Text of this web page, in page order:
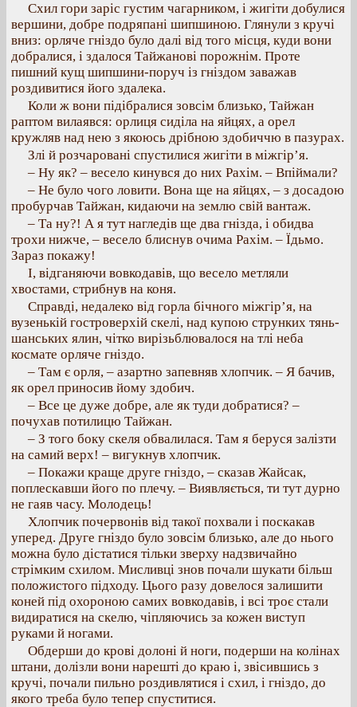
Схил гори заріс густим чагарником, і жигіти добулися
вершини, добре подряпані шипшиною. Глянули з кручі
вниз: орляче гніздо було далі від того місця, куди вони
добралися, і здалося Тайжанові порожнім. Проте
пишний кущ шипшини-поруч із гніздом заважав
роздивитися його здалека.
Коли ж вони підібралися зовсім близько, Тайжан
раптом вилаявся: орлиця сиділа на яйцях, а орел
кружляв над нею з якоюсь дрібною здобиччю в пазурах.
Злі й розчаровані спустилися жигіти в міжгір’я.
– Ну як? – весело кинувся до них Рахім. – Впіймали?
– Не було чого ловити. Вона ще на яйцях, – з досадою
пробурчав Тайжан, кидаючи на землю свій вантаж.
– Та ну?! А я тут нагледів ще два гнізда, і обидва
трохи нижче, – весело блиснув очима Рахім. – Їдьмо.
Зараз покажу!
І, відганяючи вовкодавів, що весело метляли
хвостами, стрибнув на коня.
Справді, недалеко від горла бічного міжгір’я, на
вузенькій гостроверхій скелі, над купою струнких тянь-
шанських ялин, чітко вирізьблювалося на тлі неба
космате орляче гніздо.
– Там є орля, – азартно запевняв хлопчик. – Я бачив,
як орел приносив йому здобич.
– Все це дуже добре, але як туди добратися? –
почухав потилицю Тайжан.
– З того боку скеля обвалилася. Там я беруся залізти
на самий верх! – вигукнув хлопчик.
– Покажи краще друге гніздо, – сказав Жайсак,
поплескавши його по плечу. – Виявляється, ти тут дурно
не гаяв часу. Молодець!
Хлопчик почервонів від такої похвали і поскакав
уперед. Друге гніздо було зовсім близько, але до нього
можна було дістатися тільки зверху надзвичайно
стрімким схилом. Мисливці знов почали шукати більш
положистого підходу. Цього разу довелося залишити
коней під охороною самих вовкодавів, і всі троє стали
видиратися на скелю, чіпляючись за кожен виступ
руками й ногами.
Обдерши до крові долоні й ноги, подерши на колінах
штани, долізли вони нарешті до краю і, звісившись з
кручі, почали пильно роздивлятися і схил, і гніздо, до
якого треба було тепер спуститися.